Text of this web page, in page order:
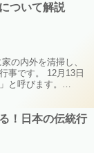
ついて解説
の内外を清掃し、
事です。 12月13日
と呼びます。
！日本の伝統行